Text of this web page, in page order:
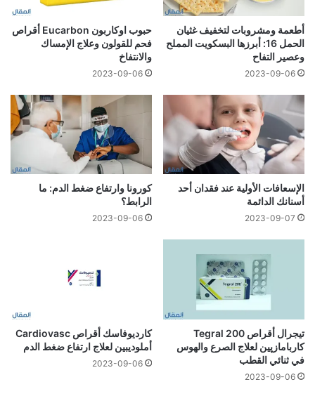
أطعمة ومشروبات لتخفيف غثيان
الحمل 16: أبرزها البسكويت المملح
وعصير التفاح
2023-09-06
حبوب اوكاربون Eucarbon أقراص
فحم للقولون وعلاج الإمساك
والانتفاخ
2023-09-06
الإسعافات الأولية عند فقدان أحد
أسنانك الدائمة
2023-09-07
كورونا وارتفاع ضغط الدم: ما
الرابط؟
2023-09-06
تيجرال أقراص 200 Tegral
كاربامازپين لعلاج الصرع والهوس
في ثنائي القطب
2023-09-06
كارديوفاسك أقراص Cardiovasc
أملوديبين لعلاج ارتفاع ضغط الدم
2023-09-06